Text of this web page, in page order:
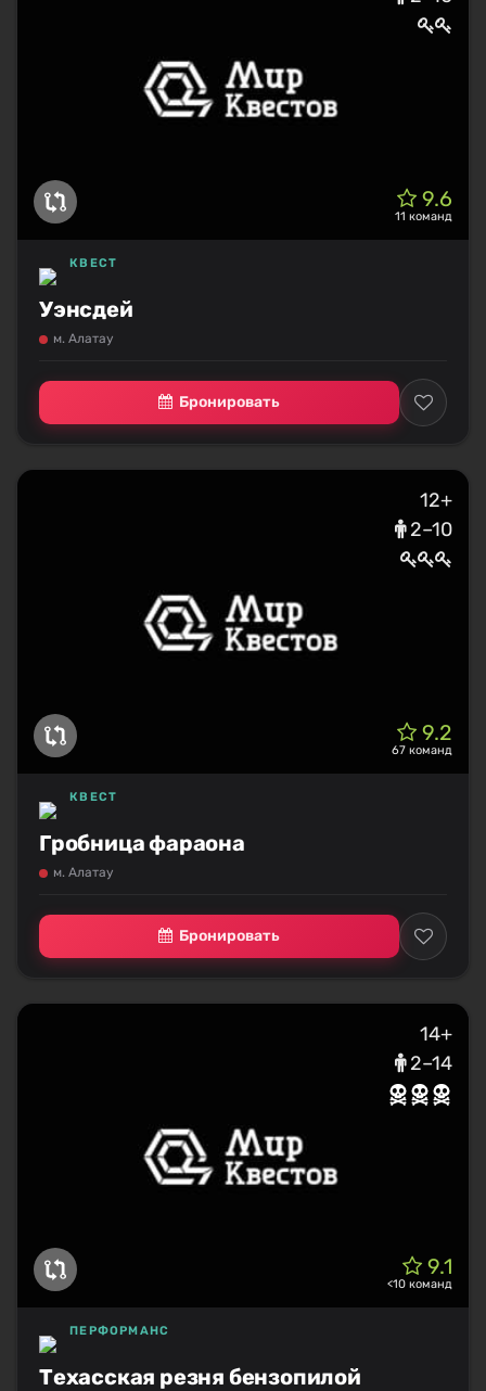
9.6
11 команд
Уэнсдей
КВЕСТ
м. Алатау
Бронировать
12+
2–10
9.2
67 команд
Гробница фараона
КВЕСТ
м. Алатау
Бронировать
14+
2–14
9.1
<10 команд
Техасская резня бензопилой
ПЕРФОРМАНС